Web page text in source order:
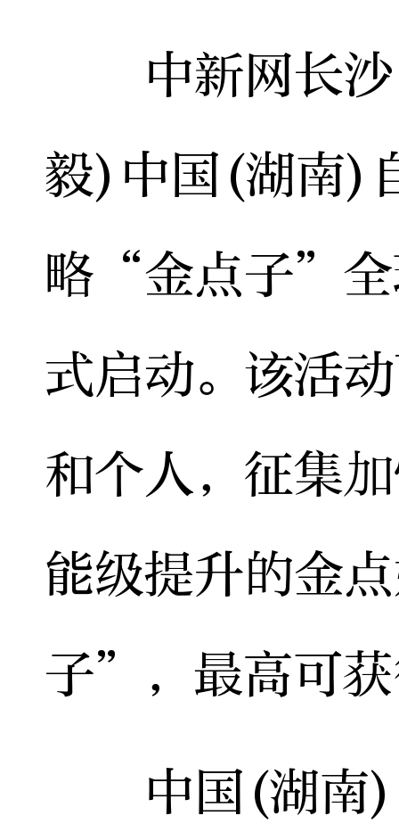
中新网长沙
毅)中国(湖南)
略“金点子”全
式启动。该活
和个人，征集
能级提升的金
子”，最高可
中国(湖南)